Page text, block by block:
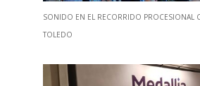
SONIDO EN EL RECORRIDO PROCESIONAL
TOLEDO